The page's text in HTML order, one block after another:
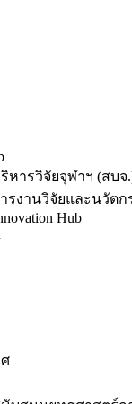
หารวิจัยจุฬาฯ (สบจ
รงานวิจัยและนวัตก
Hub